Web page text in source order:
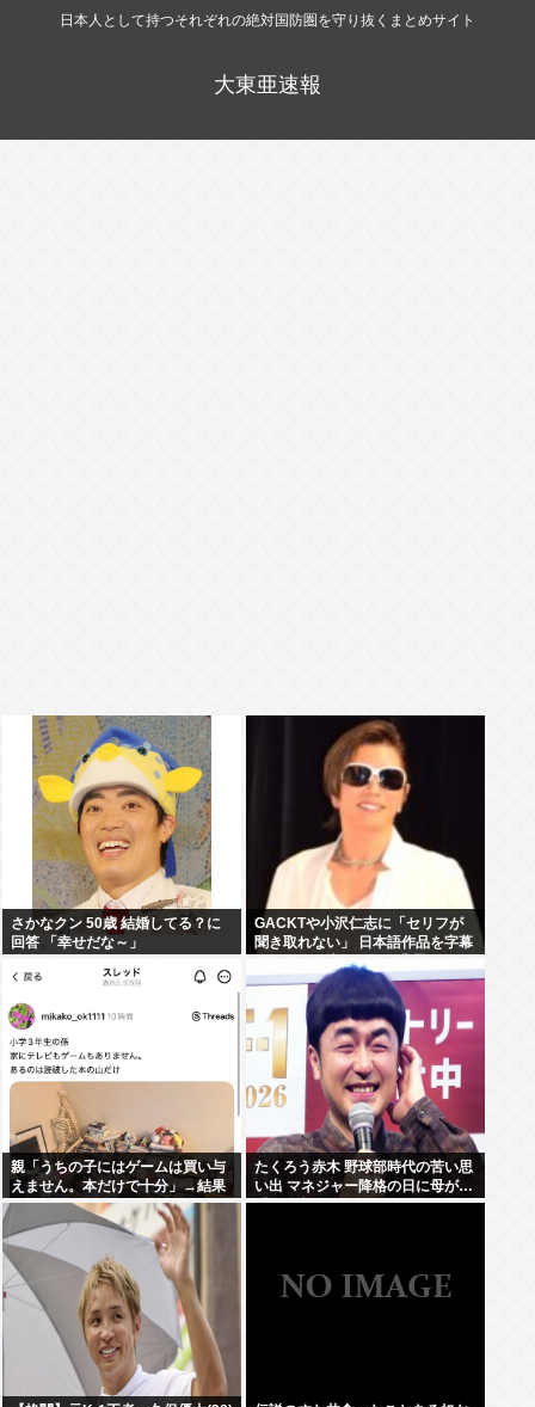
日本人として持つそれぞれの絶対国防圏を守り抜くまとめサイト
大東亜速報
さかなクン 50歳 結婚してる？に
回答 「幸せだな～」
GACKTや小沢仁志に「セリフが
聞き取れない」 日本語作品を字幕
で見る人が増えている背景
親「うちの子にはゲームは買い与
えません。本だけで十分」→結果
たくろう赤木 野球部時代の苦い思
い出 マネジャー降格の日に母が…
「何も言えなくて」